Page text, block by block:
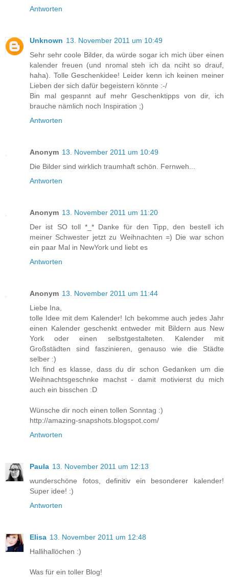
Antworten
Unknown 13. November 2011 um 10:49
Sehr sehr coole Bilder, da würde sogar ich mich über einen
kalender freuen (und nromal steh ich da nciht so drauf,
haha). Tolle Geschenkidee! Leider kenn ich keinen meiner
Lieben der sich dafür begeistern könnte :-/
Bin mal gespannt auf mehr Geschenktipps von dir, ich
brauche nämlich noch Inspiration ;)
Antworten
Anonym 13. November 2011 um 10:49
Die Bilder sind wirklich traumhaft schön. Fernweh...
Antworten
Anonym 13. November 2011 um 11:20
Der ist SO toll *_* Danke für den Tipp, den bestell ich
meiner Schwester jetzt zu Weihnachten =) Die war schon
ein paar Mal in NewYork und liebt es
Antworten
Anonym 13. November 2011 um 11:44
Liebe Ina,
tolle Idee mit dem Kalender! Ich bekomme auch jedes Jahr
einen Kalender geschenkt entweder mit Bildern aus New
York oder einen selbstgestalteten. Kalender mit
Großstädten sind faszinieren, genauso wie die Städte
selber :)
Ich find es klasse, dass du dir schon Gedanken um die
Weihnachtsgeschnke machst - damit motivierst du mich
auch ein bisschen :D
Wünsche dir noch einen tollen Sonntag :)
http://amazing-snapshots.blogspot.com/
Antworten
Paula 13. November 2011 um 12:13
wunderschöne fotos, definitiv ein besonderer kalender!
Super idee! :)
Antworten
Elisa 13. November 2011 um 12:48
Hallihallöchen :)
Was für ein toller Blog!